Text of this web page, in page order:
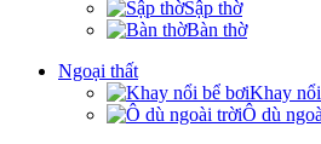
Sập thờ
Bàn thờ
Ngoại thất
Khay
Ô dù